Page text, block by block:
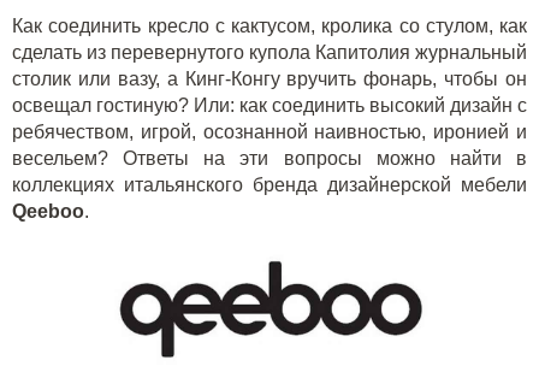
Как соединить кресло с кактусом, кролика со стулом, как
сделать из перевернутого купола Капитолия журнальный
столик или вазу, а Кинг-Конгу вручить фонарь, чтобы он
освещал гостиную? Или: как соединить высокий дизайн с
ребячеством, игрой, осознанной наивностью, иронией и
весельем? Ответы на эти вопросы можно найти в
коллекциях итальянского бренда дизайнерской мебели
Qeeboo.